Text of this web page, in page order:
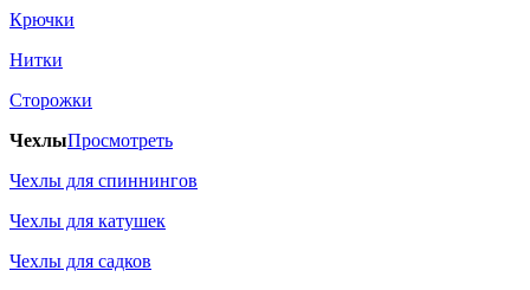
Крючки
Нитки
Сторожки
ЧехлыПросмотреть
Чехлы для спиннингов
Чехлы для катушек
Чехлы для садков